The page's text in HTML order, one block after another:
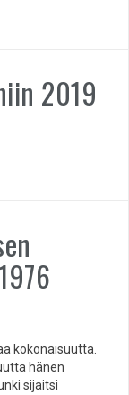
2019
kokonaisuutta.
hänen
sijaitsi